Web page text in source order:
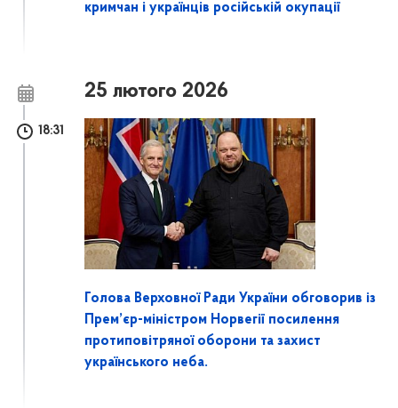
кримчан і українців російській окупації
25 лютого 2026
18:31
Голова Верховної Ради України обговорив із
Прем’єр-міністром Норвегії посилення
протиповітряної оборони та захист
українського неба.